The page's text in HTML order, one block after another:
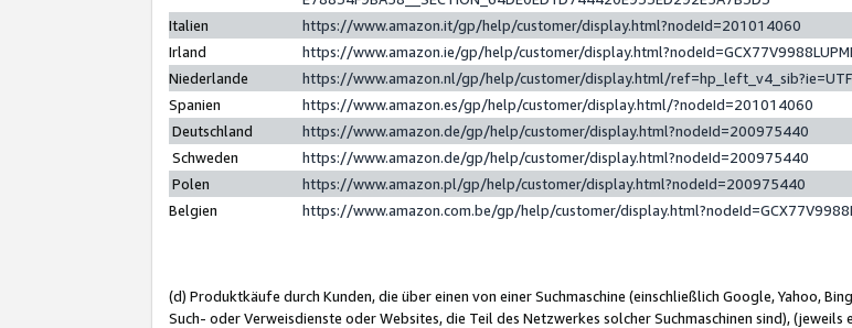
Italien
https://www.amazon.it/gp/help/customer/display.html?nodeId=201014060
Irland
https://www.amazon.ie/gp/help/customer/
Niederlande
https://www.amazon.nl/gp/help/customer/display.html/
Spanien
https://www.amazon.es/gp/help/customer/display.html/?nodeId=201014060
Deutschland
https://www.amazon.de/gp/help/customer/display.html?nodeId=200975440
Schweden
https://www.amazon.de/gp/help/customer/display.html?nodeId=200975440
Polen
https://www.amazon.pl/gp/help/customer/display.html?nodeId=200975440
Belgien
https://www.amazon.com.be/gp/help/customer/
(d) Produktkäufe durch Kunden, die über einen von einer Suchmaschine (einschließlich Google, Yahoo,
Such- oder Verweisdienste oder Websites, die Teil des Netzwerkes solcher Suchmaschinen sind), (jeweils